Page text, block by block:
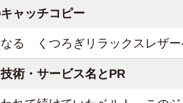
ャッチコピー
なる くつろぎリラックスレザ
術・サービス名とPR